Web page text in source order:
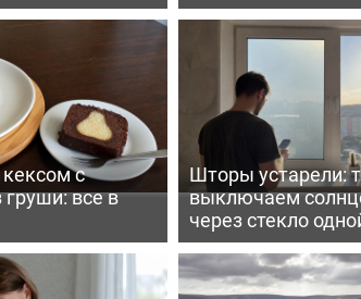
с
все в
Шторы устарели:
выключаем
через стекло